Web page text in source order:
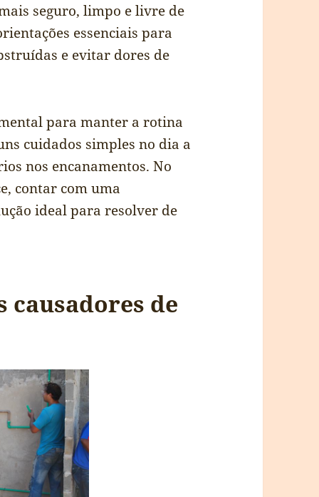
seguro, limpo e livre de
essenciais para
e evitar dores de
para manter a rotina
cuidados simples no dia a
nos encanamentos. No
contar com uma
ideal para resolver de
causadores de